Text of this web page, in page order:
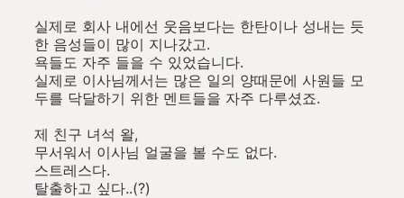
실제로 회사 내에선 웃음보다는 한탄이나 성내는 듯
한 음성들이 많이 지나갔고.
욕들도 자주 들을 수 있었습니다.
실제로 이사님께서는 많은 일의 양때문에 사원들 모
두를 닥달하기 위한 멘트들을 자주 다루셨죠.
제 친구 녀석 왈,
무서워서 이사님 얼굴을 볼 수도 없다.
스트레스다.
탈출하고 싶다..(?)